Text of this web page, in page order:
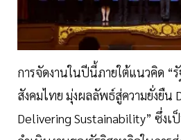
การจัดงานในปีนี้ภายใต้แนวคิด “
สังคมไทย มุ่งผลลัพธ์สู่ความยั่งยืน
Delivering Sustainability” ซึ่งเ